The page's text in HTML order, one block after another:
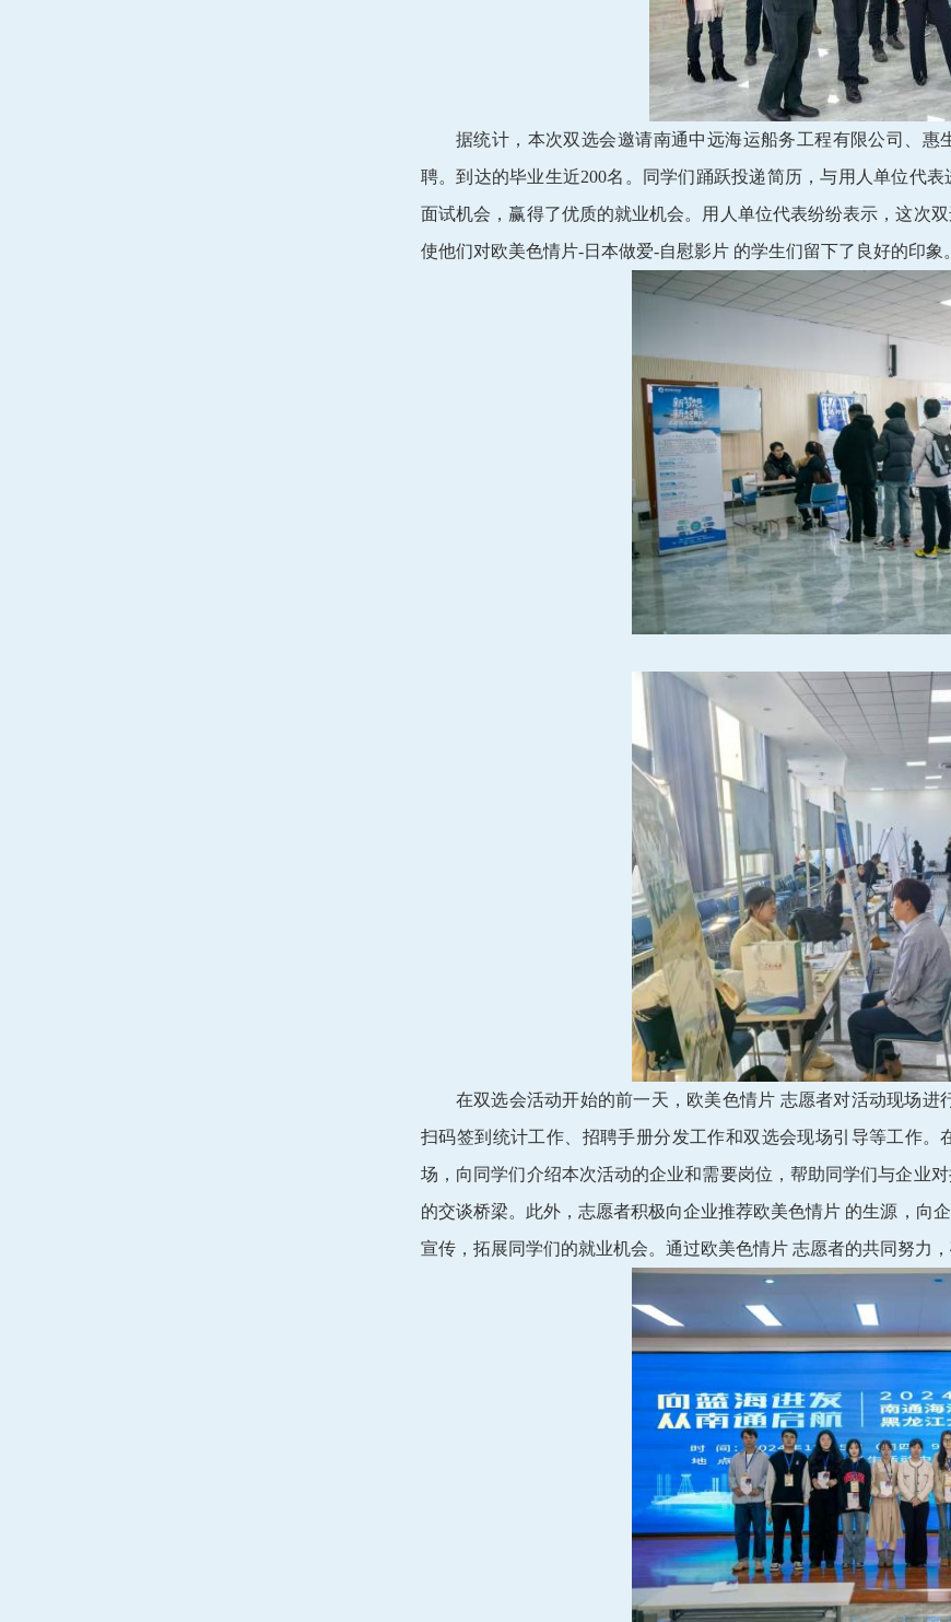
据统计，本次双选会邀请南通中远海运船务工程有限公司、
聘。到达的毕业生近200名。同学们踊跃投递简历，与用人单位代
面试机会，赢得了优质的就业机会。用人单位代表纷纷表示，这次
使他们对欧美色情片-日本做爱-自慰影片 的学生们留下了良好的印象。
在双选会活动开始的前一天，欧美色情片 志愿者对活动现场
扫码签到统计工作、招聘手册分发工作和双选会现场引导等工作
场，向同学们介绍本次活动的企业和需要岗位，帮助同学们与企业
的交谈桥梁。此外，志愿者积极向企业推荐欧美色情片 的生源，向
宣传，拓展同学们的就业机会。通过欧美色情片 志愿者的共同努力